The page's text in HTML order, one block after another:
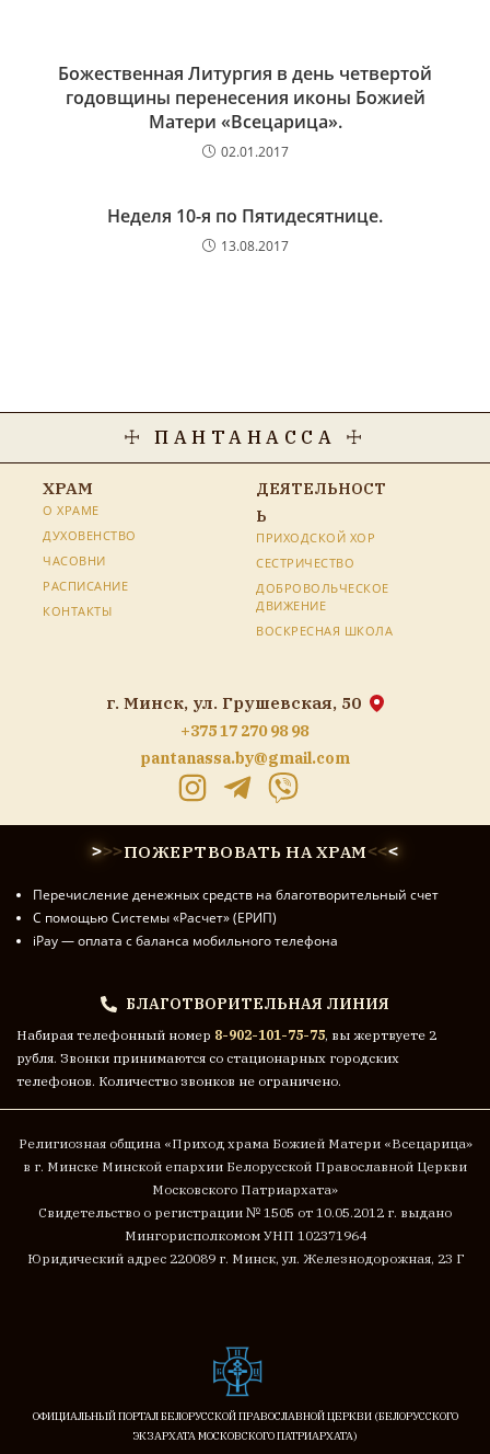
Божественная Литургия в день четвертой
годовщины перенесения иконы Божией
Матери «Всецарица».
02.01.2017
Неделя 10-я по Пятидесятнице.
13.08.2017
☩ ПАНТАНАССА ☩
ХРАМ
О ХРАМЕ
ДУХОВЕНСТВО
ЧАСОВНИ
РАСПИСАНИЕ
КОНТАКТЫ
ДЕЯТЕЛЬНОСТ
Ь
ПРИХОДСКОЙ ХОР
СЕСТРИЧЕСТВО
ДОБРОВОЛЬЧЕСКОЕ
ДВИЖЕНИЕ
ВОСКРЕСНАЯ ШКОЛА
г. Минск, ул. Грушевская, 50
+375 17 270 98 98
pantanassa.by@gmail.com
>>>ПОЖЕРТВОВАТЬ НА ХРАМ<<<
Перечисление денежных средств на благотворительный счет
С помощью Системы «Расчет» (ЕРИП)
iPay — оплата с баланса мобильного телефона
БЛАГОТВОРИТЕЛЬНАЯ ЛИНИЯ
Набирая телефонный номер 8-902-101-75-75, вы жертвуете 2
рубля. Звонки принимаются со стационарных городских
телефонов. Количество звонков не ограничено.
Религиозная община «Приход храма Божией Матери «Всецарица»
в г. Минске Минской епархии Белорусской Православной Церкви
Московского Патриархата»
Cвидетельство о регистрации № 1505 от 10.05.2012 г. выдано
Мингорисполкомом УНП 102371964
Юридический адрес 220089 г. Минск, ул. Железнодорожная, 23 Г
ОФИЦИАЛЬНЫЙ ПОРТАЛ БЕЛОРУССКОЙ ПРАВОСЛАВНОЙ ЦЕРКВИ (БЕЛОРУССКОГО
ЭКЗАРХАТА МОСКОВСКОГО ПАТРИАРХАТА)